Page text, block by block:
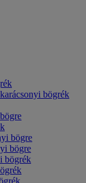
bögrék
bögre
bögre
bögrék